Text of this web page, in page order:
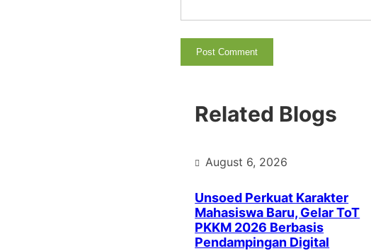
Related Blogs
August 6, 2026
Unsoed Perkuat Karakter
Mahasiswa Baru, Gelar ToT
PKKM 2026 Berbasis
Pendampingan Digital